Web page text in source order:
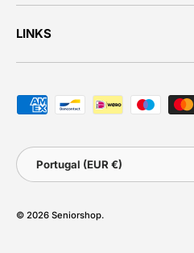
LINKS
Métodos de pagamento aceites
País
Portugal (EUR €)
© 2026 Seniorshop.